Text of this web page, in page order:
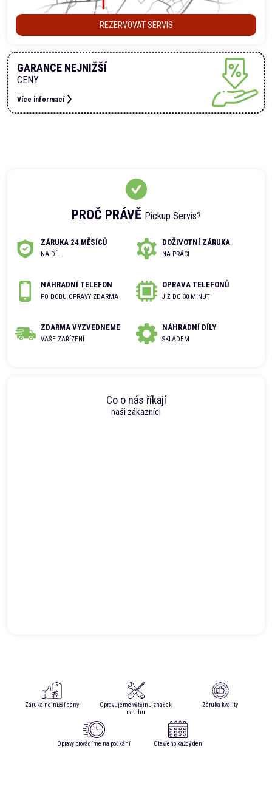
PROČ PRÁVĚ Pickup Servis?
ZÁRUKA 24 MĚSÍCŮ
NA DÍL
DOŽIVOTNÍ ZÁRUKA
NA PRÁCI
NÁHRADNÍ TELEFON
PO DOBU OPRAVY ZDARMA
OPRAVA TELEFONŮ
JIŽ DO 30 MINUT
ZDARMA VYZVEDNEME
VAŠE ZAŘÍZENÍ
NÁHRADNÍ DÍLY
SKLADEM
Co o nás říkají
naši zákazníci
REZERVOVAT SERVIS
GARANCE NEJNIŽŠÍ
CENY
Více informací
Záruka nejnižší ceny
Opravujeme většinu značek
na trhu
Záruka kvality
Opravy provádíme na počkání Otevřeno každý den